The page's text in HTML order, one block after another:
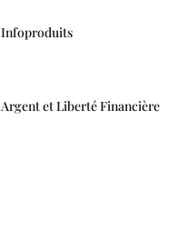
Infoproduits
Argent et Liberté Financière